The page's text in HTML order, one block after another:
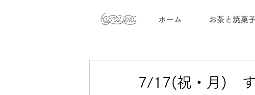
ホーム お茶と焼菓子
7/17(祝・月) す